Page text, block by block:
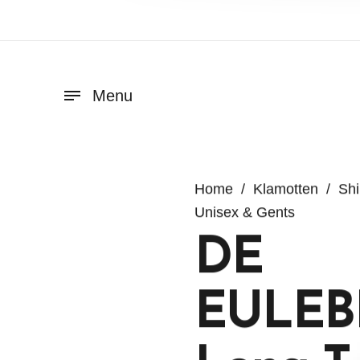
Menu
Home / Klamotten /
Unisex & Gents
DE